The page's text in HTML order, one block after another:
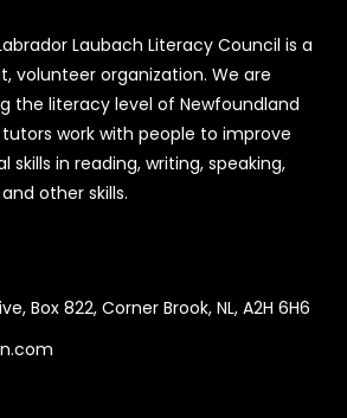
Laubach Literacy Council is a
volunteer organization. We are
the literacy level of Newfoundland
work with people to improve
in reading, writing, speaking,
other skills.
Box 822, Corner Brook, NL, A2H 6H6